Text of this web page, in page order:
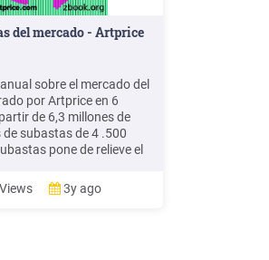
del mercado - Artprice
sobre el mercado del
por Artprice en 6
de 6,3 millones de
subastas de 4 .500
pone de relieve el
del mercado del
de Tendencias del
3y ago